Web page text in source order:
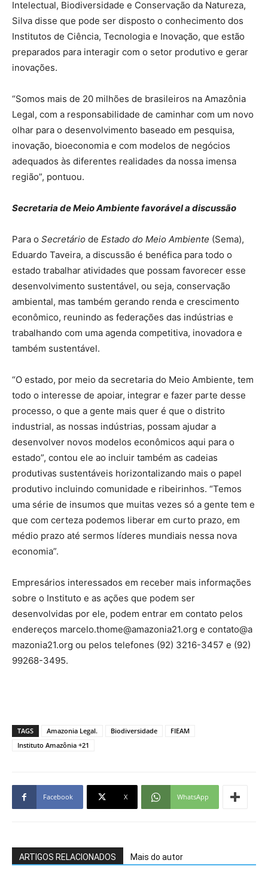
Intelectual, Biodiversidade e Conservação da Natureza,
Silva disse que pode ser disposto o conhecimento dos
Institutos de Ciência, Tecnologia e Inovação, que estão
preparados para interagir com o setor produtivo e gerar
inovações.
“Somos mais de 20 milhões de brasileiros na Amazônia
Legal, com a responsabilidade de caminhar com um novo
olhar para o desenvolvimento baseado em pesquisa,
inovação, bioeconomia e com modelos de negócios
adequados às diferentes realidades da nossa imensa
região”, pontuou.
Secretaria de Meio Ambiente favorável a discussão
Para o Secretário de Estado do Meio Ambiente (Sema),
Eduardo Taveira, a discussão é benéfica para todo o
estado trabalhar atividades que possam favorecer esse
desenvolvimento sustentável, ou seja, conservação
ambiental, mas também gerando renda e crescimento
econômico, reunindo as federações das indústrias e
trabalhando com uma agenda competitiva, inovadora e
também sustentável.
“O estado, por meio da secretaria do Meio Ambiente, tem
todo o interesse de apoiar, integrar e fazer parte desse
processo, o que a gente mais quer é que o distrito
industrial, as nossas indústrias, possam ajudar a
desenvolver novos modelos econômicos aqui para o
estado”, contou ele ao incluir também as cadeias
produtivas sustentáveis horizontalizando mais o papel
produtivo incluindo comunidade e ribeirinhos. “Temos
uma série de insumos que muitas vezes só a gente tem e
que com certeza podemos liberar em curto prazo, em
médio prazo até sermos líderes mundiais nessa nova
economia”.
Empresários interessados em receber mais informações
sobre o Instituto e as ações que podem ser
desenvolvidas por ele, podem entrar em contato pelos
endereços marcelo.thome@amazonia21.org e contato@a
mazonia21.org ou pelos telefones (92) 3216-3457 e (92)
99268-3495.
TAGS Amazonia Legal. Biodiversidade
FIEAM
Instituto Amazônia +21
Facebook X WhatsApp
ARTIGOS RELACIONADOS Mais do autor